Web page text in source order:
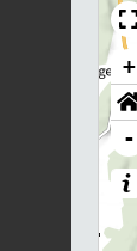
+
-